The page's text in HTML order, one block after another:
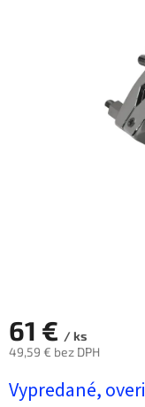
61 € / ks
49,59 € bez DPH
cena:
Vypredané,